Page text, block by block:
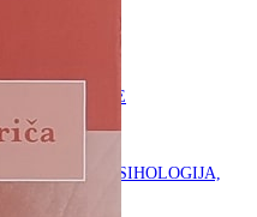
I ZDRAVLJE
POPULARNA PSIHOLOGIJA,